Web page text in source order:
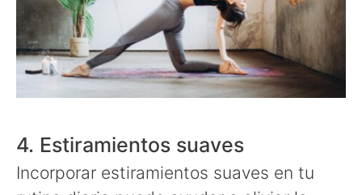
4. Estiramientos suaves
Incorporar estiramientos suaves en tu